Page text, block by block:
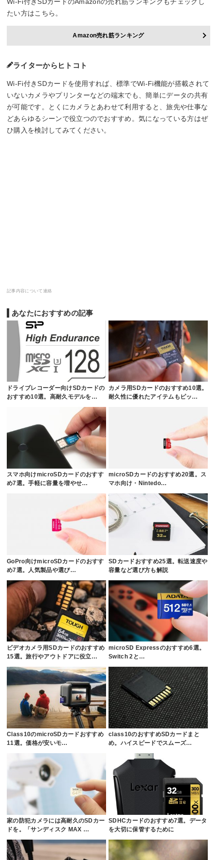
たい方はこちら。
Amazon売れ筋ランキング
ライターからヒトコト
Wi-Fi付きSDカードを使用すれば、標準でWi-Fi機能が搭載されて
いないカメラやプリンターなどの端末でも、簡単にデータの共有
が可能です。とくにカメラとあわせて利用すると、旅先や仕事な
どあらゆるシーンで役立つのでおすすめ。気になっている方はぜ
ひ購入を検討してみてください。
記事内容について連絡
あなたにおすすめの記事
ドライブレコーダー向けSDカードの
おすすめ10選。高耐久モデルを…
カメラ用SDカードのおすすめ10選。
耐久性に優れたアイテムもピッ…
スマホ向けmicroSDカードのおすす
め7選。手軽に容量を増やせ…
microSDカードのおすすめ20選。ス
マホ向け・Nintedo…
GoPro向けmicroSDカードのおすす
め7選。人気製品や選び…
SDカードおすすめ25選。転送速度や
容量など選び方も解説
ビデオカメラ用SDカードのおすすめ
15選。旅行やアウトドアに役立…
microSD Expressのおすすめ6選。
Switch 2と…
Class10のmicroSDカードおすすめ
11選。価格が安いモ…
class10のおすすめSDカードまと
め。ハイスピードでスムーズ…
家の防犯カメラには高耐久のSDカー
ドを。「サンディスク MAX …
SDHCカードのおすすめ7選。データ
を大切に保管するために